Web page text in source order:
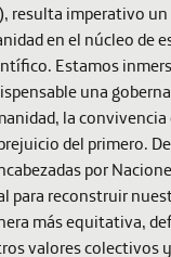
resulta imperativo
en el núcleo de
Estamos
una
la
del primero.
por
para reconstruir
más equitativa,
valores colectivos